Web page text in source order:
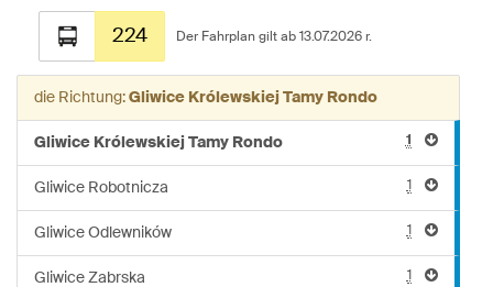
224
für
Linie:
224
Der Fahrplan gilt ab 13.07.2026 r.
die Richtung: Gliwice Królewskiej Tamy Rondo
Gliwice Królewskiej Tamy Rondo 1
Gliwice Robotnicza 1
Gliwice Odlewników 1
Gliwice Zabrska 1